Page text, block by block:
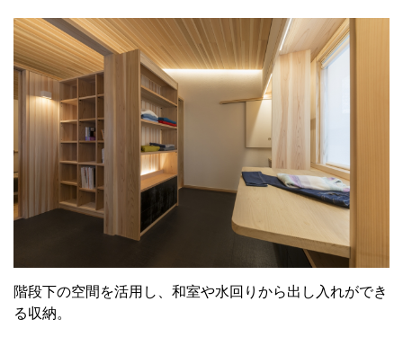
階段下の空間を活用し、和室や水回りから出し入れができ
る収納。